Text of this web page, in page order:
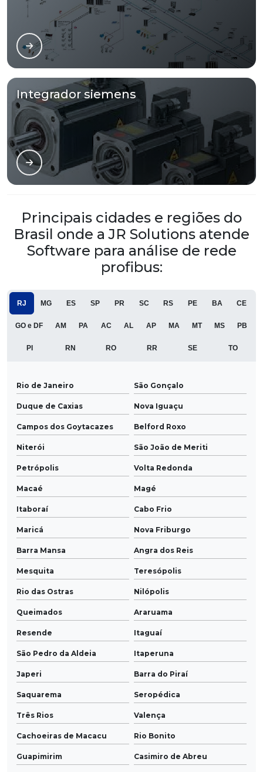
Integrador siemens
Principais cidades e regiões do
Brasil onde a JR Solutions atende
Software para análise de rede
profibus:
RJ MG ES SP PR SC RS PE BA CE
GO e DF AM PA AC AL AP MA MT MS PB
PI RN RO RR SE TO
Rio de Janeiro São Gonçalo
Duque de Caxias Nova Iguaçu
Campos dos Goytacazes Belford Roxo
Niterói São João de Meriti
Petrópolis Volta Redonda
Macaé Magé
Itaboraí Cabo Frio
Maricá Nova Friburgo
Barra Mansa Angra dos Reis
Mesquita Teresópolis
Rio das Ostras Nilópolis
Queimados Araruama
Resende Itaguaí
São Pedro da Aldeia Itaperuna
Japeri Barra do Piraí
Saquarema Seropédica
Três Rios Valença
Cachoeiras de Macacu Rio Bonito
Guapimirim Casimiro de Abreu